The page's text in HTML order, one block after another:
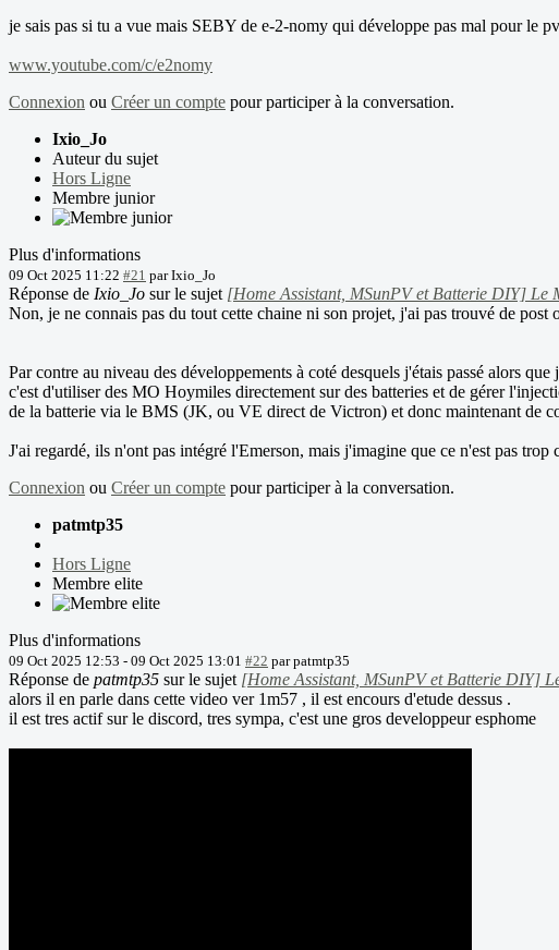
je sais pas si tu a vue mais SEBY de e-2-nomy qui développe pas mal pour le
www.youtube.com/c/e2nomy
Connexion ou Créer un compte pour participer à la conversation.
Ixio_Jo
Auteur du sujet
Hors Ligne
Membre junior
Plus d'informations
09 Oct 2025 11:22 #21 parIxio_Jo
Réponse de Ixio_Jo sur le sujet [Home Assistant, MSunPV et Batterie DIY] Le
Non, je ne connais pas du tout cette chaine ni son projet, j'ai pas trouvé de
Par contre au niveau des développements à coté desquels j'étais passé alors
c'est d'utiliser des MO Hoymiles directement sur des batteries et de gérer
de la batterie via le BMS (JK, ou VE direct de Victron) et donc maintenant de
J'ai regardé, ils n'ont pas intégré l'Emerson, mais j'imagine que ce n'est pas
Connexion ou Créer un compte pour participer à la conversation.
patmtp35
Hors Ligne
Membre elite
Plus d'informations
09 Oct 2025 12:53 - 09 Oct 2025 13:01 #22 parpatmtp35
Réponse de patmtp35 sur le sujet [Home Assistant, MSunPV et Batterie DIY]
alors il en parle dans cette video ver 1m57 , il est encours d'etude dessus .
il est tres actif sur le discord, tres sympa, c'est une gros developpeur esphome